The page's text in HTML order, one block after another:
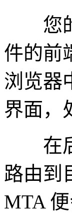
您的
件的前
浏览器
界面，
在后
路由到
MTA